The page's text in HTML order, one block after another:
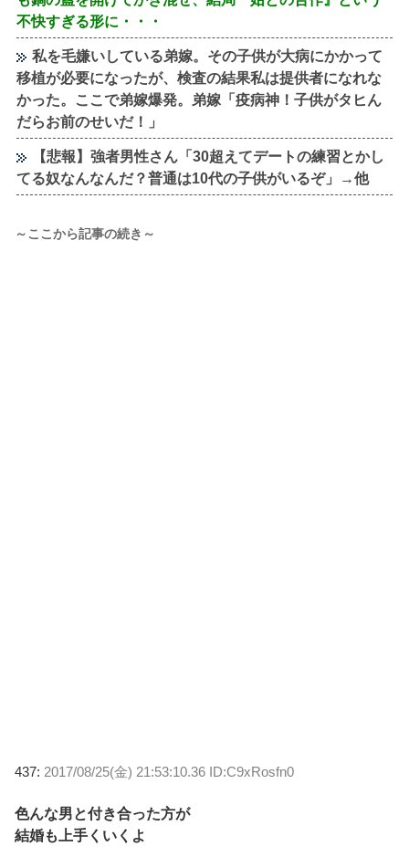
不快すぎる形に・・・
私を毛嫌いしている弟嫁。その子供が大病にかかって
移植が必要になったが、検査の結果私は提供者になれな
かった。ここで弟嫁爆発。弟嫁「疫病神！子供がタヒん
だらお前のせいだ！」
【悲報】強者男性さん「30超えてデートの練習とかし
てる奴なんなんだ？普通は10代の子供がいるぞ」→他
～ここから記事の続き～
437: 2017/08/25(金) 21:53:10.36 ID:C9xRosfn0
色んな男と付き合った方が
結婚も上手くいくよ